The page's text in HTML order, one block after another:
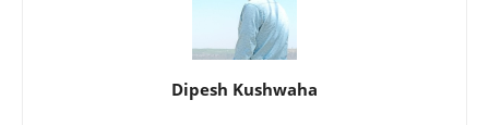
Dipesh Kushwaha